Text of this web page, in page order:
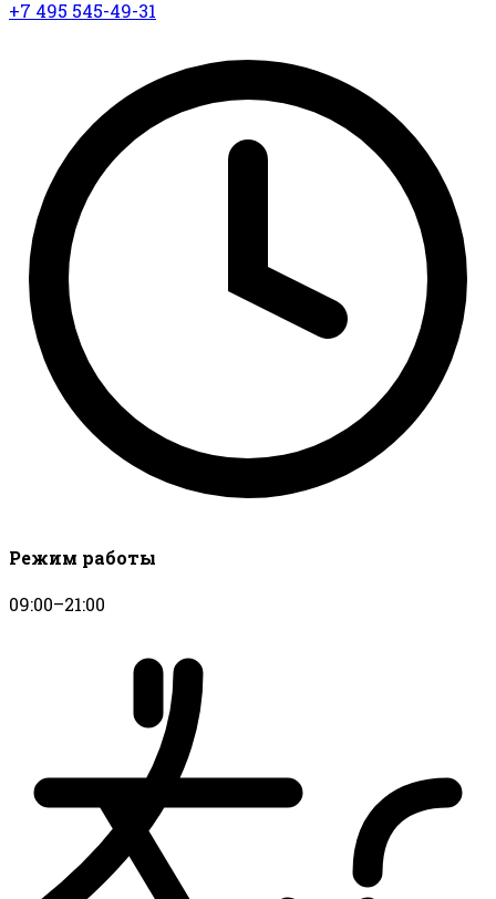
+7 495 545-49-31
Режим работы
09:00–21:00